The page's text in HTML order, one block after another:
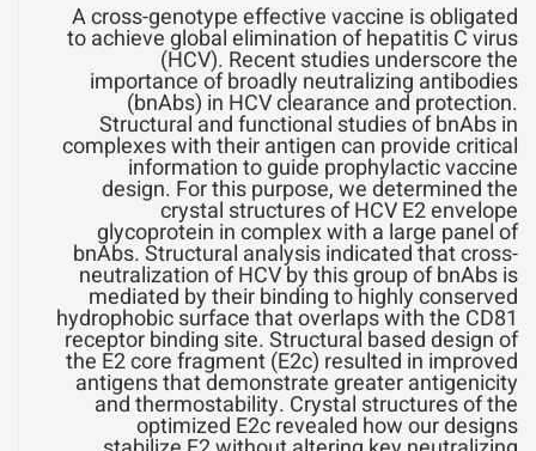
A cross-genotype effective vaccine is obligated
to achieve global elimination of hepatitis C virus
(HCV). Recent studies underscore the
importance of broadly neutralizing antibodies
(bnAbs) in HCV clearance and protection.
Structural and functional studies of bnAbs in
complexes with their antigen can provide critical
information to guide prophylactic vaccine
design. For this purpose, we determined the
crystal structures of HCV E2 envelope
glycoprotein in complex with a large panel of
bnAbs. Structural analysis indicated that cross-
neutralization of HCV by this group of bnAbs is
mediated by their binding to highly conserved
hydrophobic surface that overlaps with the CD81
receptor binding site. Structural based design of
the E2 core fragment (E2c) resulted in improved
antigens that demonstrate greater antigenicity
and thermostability. Crystal structures of the
optimized E2c revealed how our designs